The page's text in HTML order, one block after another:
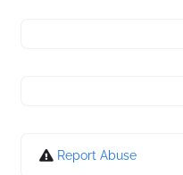
Report Abuse